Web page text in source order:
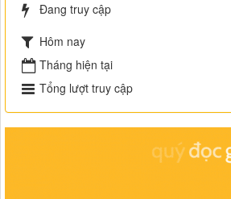
Đang truy cập
Hôm nay
Tháng hiện tại
Tổng lượt truy cập